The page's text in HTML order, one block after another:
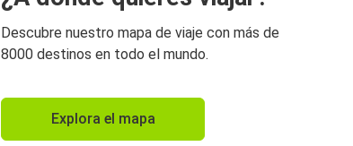
Descubre nuestro mapa de viaje con más de
8000 destinos en todo el mundo.
Explora el mapa